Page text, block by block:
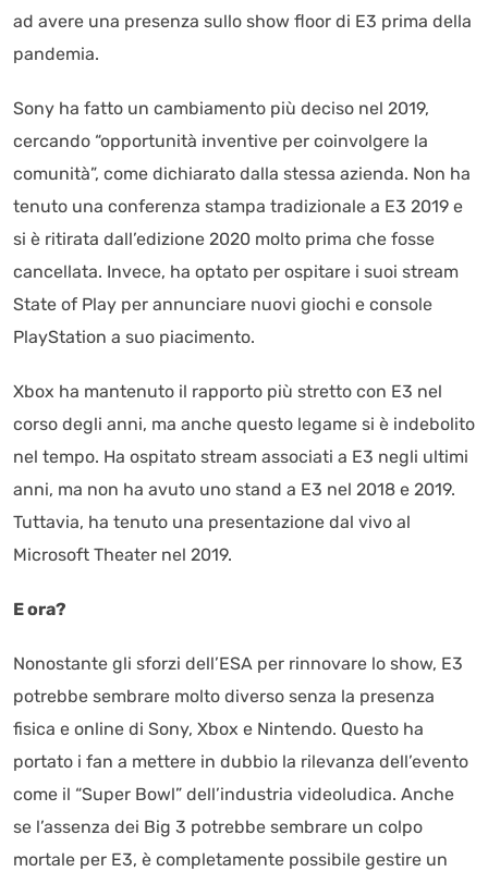
ad avere una presenza sullo show floor di E3 prima della
pandemia.
Sony ha fatto un cambiamento più deciso nel 2019,
cercando “opportunità inventive per coinvolgere la
comunità”, come dichiarato dalla stessa azienda. Non ha
tenuto una conferenza stampa tradizionale a E3 2019 e
si è ritirata dall’edizione 2020 molto prima che fosse
cancellata. Invece, ha optato per ospitare i suoi stream
State of Play per annunciare nuovi giochi e console
PlayStation a suo piacimento.
Xbox ha mantenuto il rapporto più stretto con E3 nel
corso degli anni, ma anche questo legame si è indebolito
nel tempo. Ha ospitato stream associati a E3 negli ultimi
anni, ma non ha avuto uno stand a E3 nel 2018 e 2019.
Tuttavia, ha tenuto una presentazione dal vivo al
Microsoft Theater nel 2019.
E ora?
Nonostante gli sforzi dell’ESA per rinnovare lo show, E3
potrebbe sembrare molto diverso senza la presenza
fisica e online di Sony, Xbox e Nintendo. Questo ha
portato i fan a mettere in dubbio la rilevanza dell’evento
come il “Super Bowl” dell’industria videoludica. Anche
se l’assenza dei Big 3 potrebbe sembrare un colpo
mortale per E3, è completamente possibile gestire un